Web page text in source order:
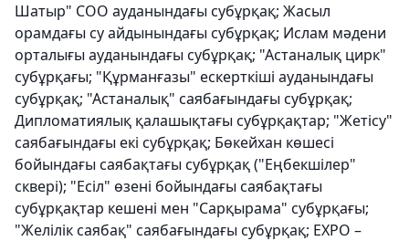
Шатыр" СОО ауданындағы субұрқақ; Жасыл
орамдағы су айдынындағы субұрқақ; Ислам мәдени
орталығы ауданындағы субұрқақ; "Астаналық цирк"
субұрқағы; "Құрманғазы" ескерткіші ауданындағы
субұрқақ; "Астаналық" саябағындағы субұрқақ;
Дипломатиялық қалашықтағы субұрқақтар; "Жетісу"
саябағындағы екі субұрқақ; Бөкейхан көшесі
бойындағы саябақтағы субұрқақ ("Еңбекшілер"
сквері); "Есіл" өзені бойындағы саябақтағы
субұрқақтар кешені мен "Сарқырама" субұрқағы;
"Желілік саябақ" саябағындағы субұрқақ; EXPO –